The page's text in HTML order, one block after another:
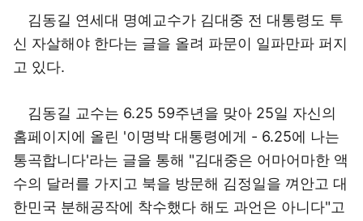
김동길 연세대 명예교수가 김대중 전 대통령도 투
신 자살해야 한다는 글을 올려 파문이 일파만파 퍼지
고 있다.
김동길 교수는 6.25 59주년을 맞아 25일 자신의
홈페이지에 올린 '이명박 대통령에게 - 6.25에 나는
통곡합니다'라는 글을 통해 "김대중은 어마어마한 액
수의 달러를 가지고 북을 방문해 김정일을 껴안고 대
한민국 분해공작에 착수했다 해도 과언은 아니다"고